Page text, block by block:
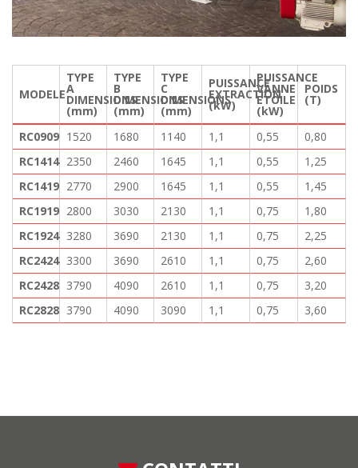
MODELE
TYPE
A
DIMENSIONS
(mm)
TYPE
B
DIMENSIONS
(mm)
TYPE
C
DIMENSIONS
(mm)
PUISSANCE
EXTRACTION
(kW)
PUISSANCE
VANNE
ETOILE
(kW)
POIDS
(T)
RC0909 1520 1680 1140 1,1 0,55
0,80
RC1414 2350 2460 1645 1,1 0,55
1,25
RC1419 2770 2900 1645 1,1 0,55
1,45
RC1919 2800 3030 2130 1,1 0,75
1,80
RC1924 3280 3690 2130 1,1 0,75
2,25
RC2424 3300 3690 2610 1,1 0,75
2,60
RC2428 3790 4090 2610 1,1 0,75
3,20
RC2828 3790 4090 3090 1,1 0,75 3,60